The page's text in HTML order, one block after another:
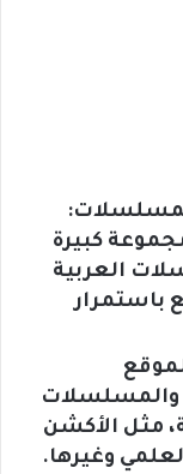
كبيرة
العربية
باستمرار
والمسلسلات
مثل الأكشن
وغيرها.